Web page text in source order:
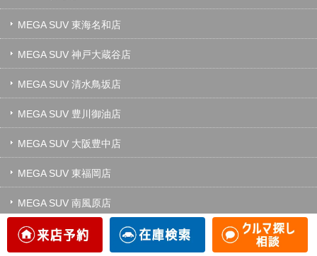
MEGA SUV 東海名和店
MEGA SUV 神戸大蔵谷店
MEGA SUV 清水鳥坂店
MEGA SUV 豊川御油店
MEGA SUV 大阪豊中店
MEGA SUV 東福岡店
MEGA SUV 南風原店
MEGA SUV 金沢店